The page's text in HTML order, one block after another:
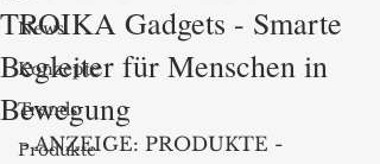
News
Konzepte
Trends
Produkte
TROIKA Gadgets - Smarte
Begleiter für Menschen in
Bewegung
- ANZEIGE: PRODUKTE -